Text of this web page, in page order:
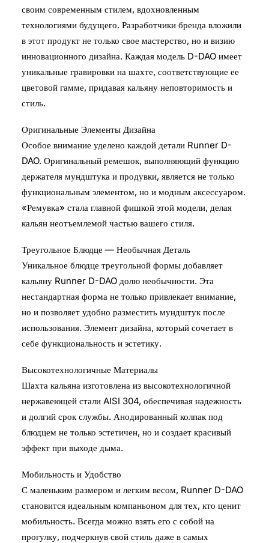
своим современным стилем, вдохновленным
технологиями будущего. Разработчики бренда вложили
в этот продукт не только свое мастерство, но и визию
инновационного дизайна. Каждая модель D-DAO имеет
уникальные гравировки на шахте, соответствующие ее
цветовой гамме, придавая кальяну неповторимость и
стиль.
Оригинальные Элементы Дизайна
Особое внимание уделено каждой детали Runner D-
DAO. Оригинальный ремешок, выполняющий функцию
держателя мундштука и продувки, является не только
функциональным элементом, но и модным аксессуаром.
«Ремувка» стала главной фишкой этой модели, делая
кальян неотъемлемой частью вашего стиля.
Треугольное Блюдце — Необычная Деталь
Уникальное блюдце треугольной формы добавляет
кальяну Runner D-DAO долю необычности. Эта
нестандартная форма не только привлекает внимание,
но и позволяет удобно разместить мундштук после
использования. Элемент дизайна, который сочетает в
себе функциональность и эстетику.
Высокотехнологичные Материалы
Шахта кальяна изготовлена из высокотехнологичной
нержавеющей стали AISI 304, обеспечивая надежность
и долгий срок службы. Анодированный колпак под
блюдцем не только эстетичен, но и создает красивый
эффект при выходе дыма.
Мобильность и Удобство
С маленьким размером и легким весом, Runner D-DAO
становится идеальным компаньоном для тех, кто ценит
мобильность. Всегда можно взять его с собой на
прогулку, подчеркнув свой стиль даже в самых